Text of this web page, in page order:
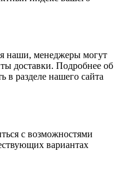
наши, менеджеры могут
доставки. Подробнее об
в разделе нашего сайта
с возможностями
вариантах